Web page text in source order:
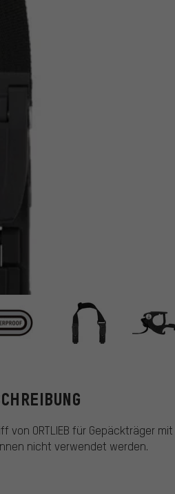
ORTLIEB
von ORTLIEB für Gepäckträger
nicht verwendet werden.